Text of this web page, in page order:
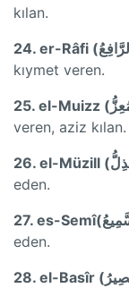
kılan.
kıymet veren.
veren, aziz kılan.
eden.
eden.